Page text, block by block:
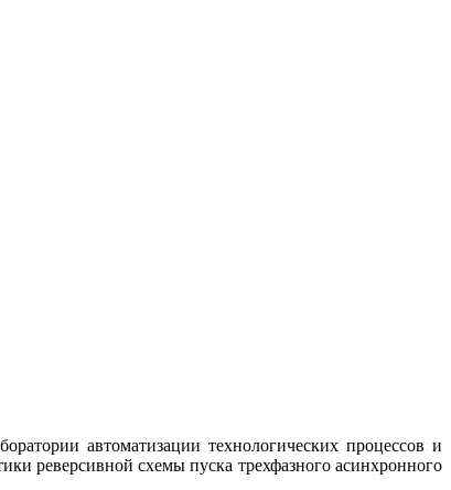
автоматизации технологических процессов и
реверсивной схемы пуска трехфазного асинхронного